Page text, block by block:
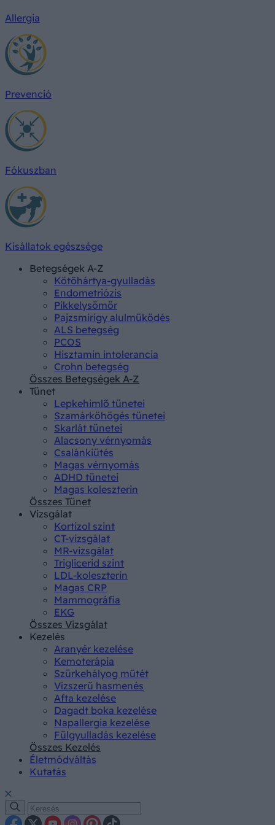
Allergia
Prevenció
Fókuszban
Kisállatok egészsége
Betegségek A-Z
Kötőhártya-gyulladás
Endometriózis
Pikkelysömör
Pajzsmirigy alulműködés
ALS betegség
PCOS
Hisztamin intolerancia
Crohn betegség
Összes Betegségek A-Z
Tünet
Lepkehimlő tünetei
Szamárköhögés tünetei
Skarlát tünetei
Alacsony vérnyomás
Csalánkiütés
Magas vérnyomás
ADHD tünetei
Magas koleszterin
Összes Tünet
Vizsgálat
Kortizol szint
CT-vizsgálat
MR-vizsgálat
Triglicerid szint
LDL-koleszterin
Magas CRP
Mammográfia
EKG
Összes Vizsgálat
Kezelés
Aranyér kezelése
Kemoterápia
Szürkehályog műtét
Vízszerű hasmenés
Afta kezelése
Dagadt boka kezelése
Napallergia kezelése
Fülgyulladás kezelése
Összes Kezelés
Életmódváltás
Kutatás